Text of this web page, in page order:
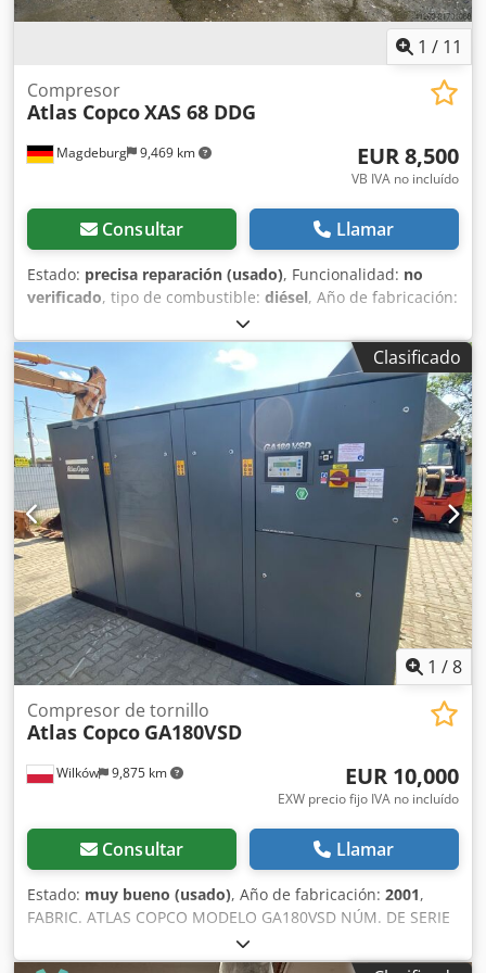
1 / 11
Magdeburg 9,469 km
Compresor
Atlas CopcoXAS 68 DDG
EUR 8,500
VB IVA no incluído
Consultar Llamar
Estado: precisa reparación (usado), Funcionalidad: no
verificado, tipo de combustible: diésel, Año de fabricación:
, horas de funcionamiento:
Copco XAS 68 DDG, año de fabricación 2017, 1.154 horas
de funcionamiento, caudal 3,5 m³, potencia de emergencia
12,5 kVA, conexiones: 1 x 230 voltios, 2 x 400 voltios, núm.
de serie YA3064303H0461812, eje doblado, el compresor
funciona correctamente por lo demás, ABE/registro
disponible. Dcodpfx Ajy Aktaebujk
Clasificado
1 /8
Wilków 9,875 km
Compresor de tornillo
Atlas Copco GA180VSD
EUR 10,000
EXW precio fijo IVA no incluído
Consultar Llamar
Estado: muy bueno (usado), Año de fabricación: 2001,
FABRIC. ATLAS COPCO MODELO GA180VSD NÚM. DE SERIE
AIF072891 AÑO 2001 POTENCIA (kW) 181 CAUDAL (m³/min)
PRESIÓN (bar) 12,50 HORAS (FUNCIONAMIENTO/TOTAL)